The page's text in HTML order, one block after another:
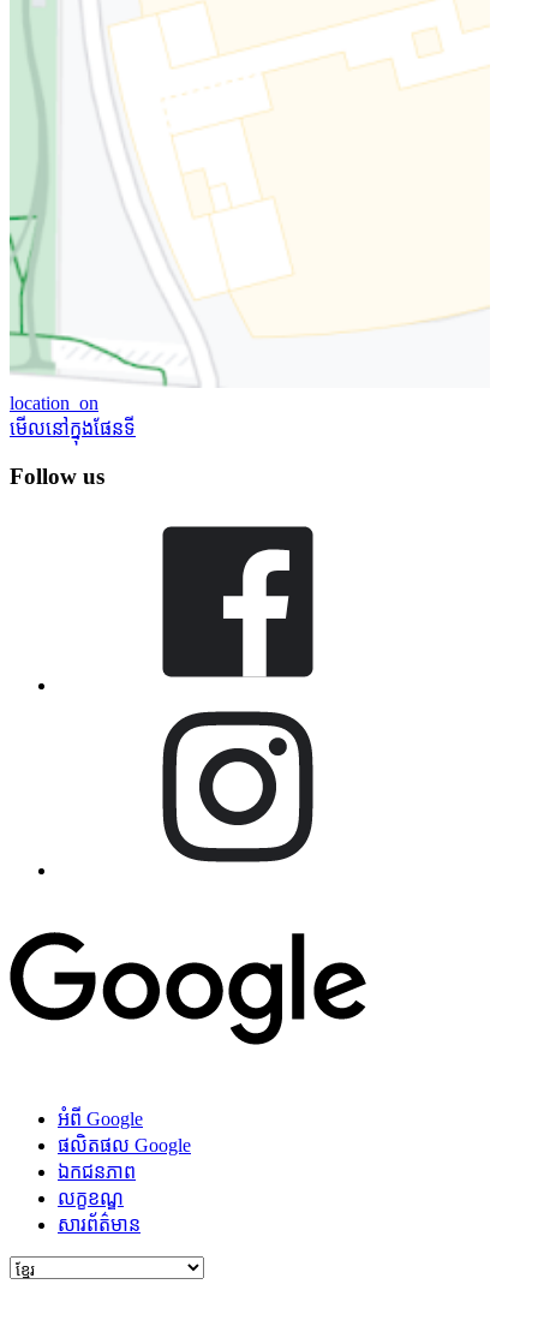
location_on
មើល​នៅក្នុង​ផែនទី
Follow us
អំពី Google
ផលិតផល Google
ឯកជនភាព
លក្ខខណ្ឌ
សារ​ព័ត៌មាន